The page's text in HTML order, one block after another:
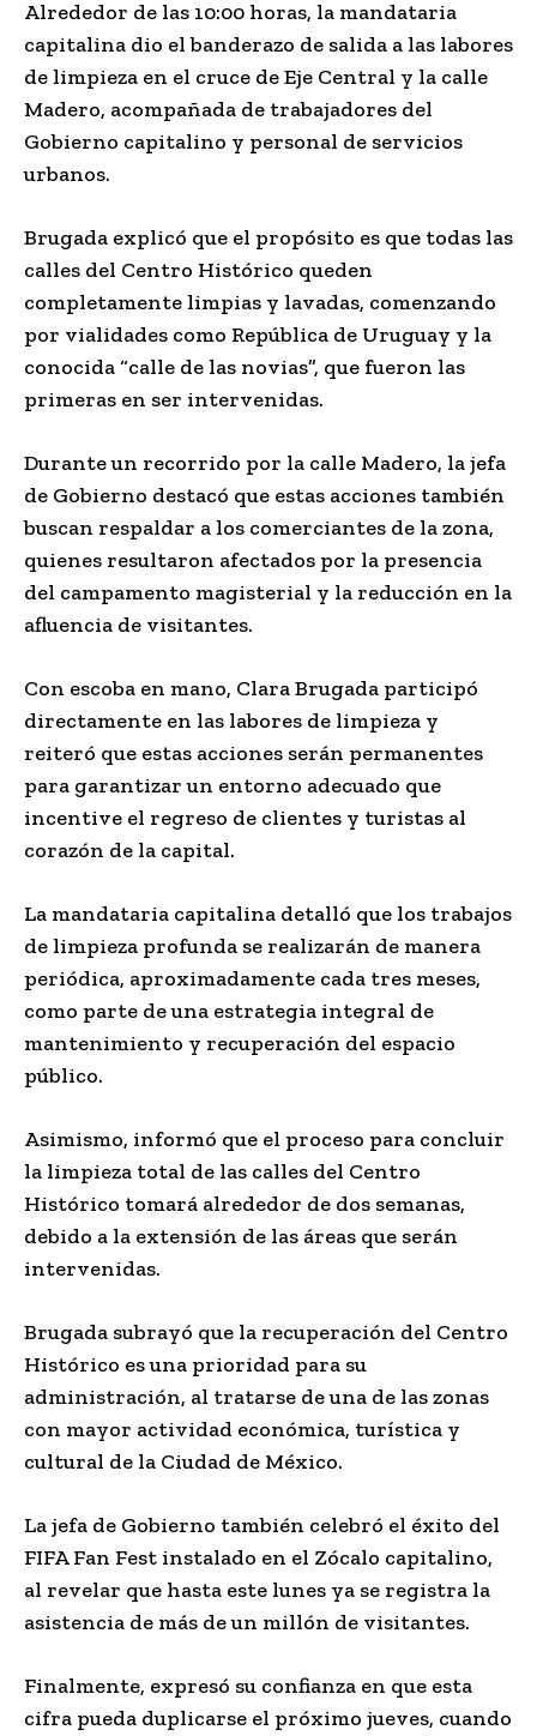
Alrededor de las 10:00 horas, la mandataria
capitalina dio el banderazo de salida a las labores
de limpieza en el cruce de Eje Central y la calle
Madero, acompañada de trabajadores del
Gobierno capitalino y personal de servicios
urbanos.
Brugada explicó que el propósito es que todas las
calles del Centro Histórico queden
completamente limpias y lavadas, comenzando
por vialidades como República de Uruguay y la
conocida “calle de las novias”, que fueron las
primeras en ser intervenidas.
Durante un recorrido por la calle Madero, la jefa
de Gobierno destacó que estas acciones también
buscan respaldar a los comerciantes de la zona,
quienes resultaron afectados por la presencia
del campamento magisterial y la reducción en la
afluencia de visitantes.
Con escoba en mano, Clara Brugada participó
directamente en las labores de limpieza y
reiteró que estas acciones serán permanentes
para garantizar un entorno adecuado que
incentive el regreso de clientes y turistas al
corazón de la capital.
La mandataria capitalina detalló que los trabajos
de limpieza profunda se realizarán de manera
periódica, aproximadamente cada tres meses,
como parte de una estrategia integral de
mantenimiento y recuperación del espacio
público.
Asimismo, informó que el proceso para concluir
la limpieza total de las calles del Centro
Histórico tomará alrededor de dos semanas,
debido a la extensión de las áreas que serán
intervenidas.
Brugada subrayó que la recuperación del Centro
Histórico es una prioridad para su
administración, al tratarse de una de las zonas
con mayor actividad económica, turística y
cultural de la Ciudad de México.
La jefa de Gobierno también celebró el éxito del
FIFA Fan Fest instalado en el Zócalo capitalino,
al revelar que hasta este lunes ya se registra la
asistencia de más de un millón de visitantes.
Finalmente, expresó su confianza en que esta
cifra pueda duplicarse el próximo jueves, cuando